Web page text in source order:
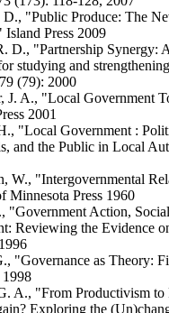
"Public Produce: The
Press 2009
D., "Partnership Synergy:
studying and
(79): 2000
J. A., "Local Government
2001
"Local Government :
and the Public in Local
W., "Intergovernmental
Minnesota Press 1960
"Government Action,
Reviewing the Evidence
"Governance as Theory:
A., "From Productivism to
Exploring the